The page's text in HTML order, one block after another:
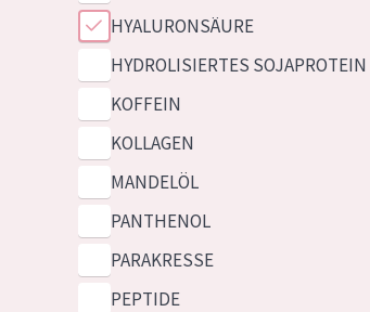
HYALURONSÄURE
HYDROLISIERTES SOJAPROTEIN
KOFFEIN
KOLLAGEN
MANDELÖL
PANTHENOL
PARAKRESSE
PEPTIDE